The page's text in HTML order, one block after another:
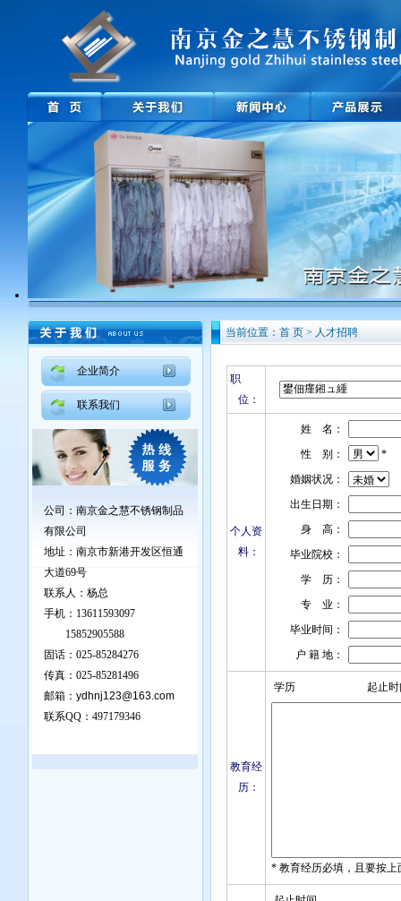
企业简介
联系我们
公司：南京金之慧不锈钢制品
有限公司
地址： 南京市新港开发区恒通
大道69号
联系人：杨总
手机：13611593097
15852905588
固话：025-85284276
传真：025-85281496
邮箱： ydhnj123@163.com
联系QQ： 497179346
当前位置：首 页 > 人才招聘
职
位：
个人资
料：
姓 名：
性 别：
*
婚姻状况：
出生日期：
身 高：
毕业院校：
学 历：
专 业：
毕业时间：
户 籍 地：
教育经
历：
学历 起止
* 教育经历必填，且要按